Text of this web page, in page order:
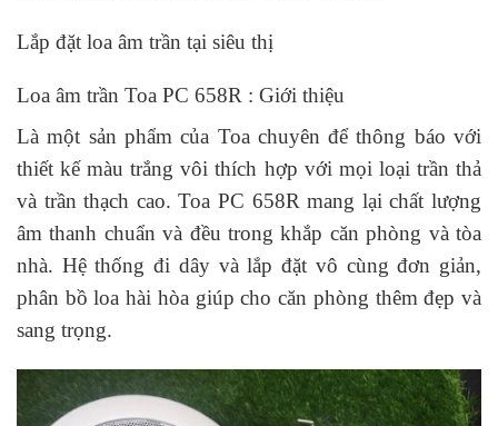
Lắp đặt loa âm trần tại siêu thị
Loa âm trần Toa PC 658R : Giới thiệu
Là một sản phẩm của Toa chuyên để thông báo với
thiết kế màu trắng vôi thích hợp với mọi loại trần thả
và trần thạch cao. Toa PC 658R mang lại chất lượng
âm thanh chuẩn và đều trong khắp căn phòng và tòa
nhà. Hệ thống đi dây và lắp đặt vô cùng đơn giản,
phân bồ loa hài hòa giúp cho căn phòng thêm đẹp và
sang trọng.